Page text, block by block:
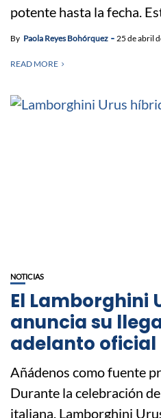
potente hasta la fecha.
By Paola Reyes Bohórquez 25 de abril
READ MORE
NOTICIAS
El Lamborghini
anuncia su
adelanto oficial
Añádenos como fuente
Durante la celebración
italiana, Lamborghini